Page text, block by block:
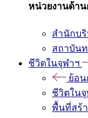
หน่วยงานด้าน
สำนักบ
สถาบัน
ชีวิตในจุฬาฯ
ย้อ
ชีวิตในจุ
พื้นที่สร้